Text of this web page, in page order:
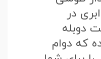
در
دوبله
که دوام